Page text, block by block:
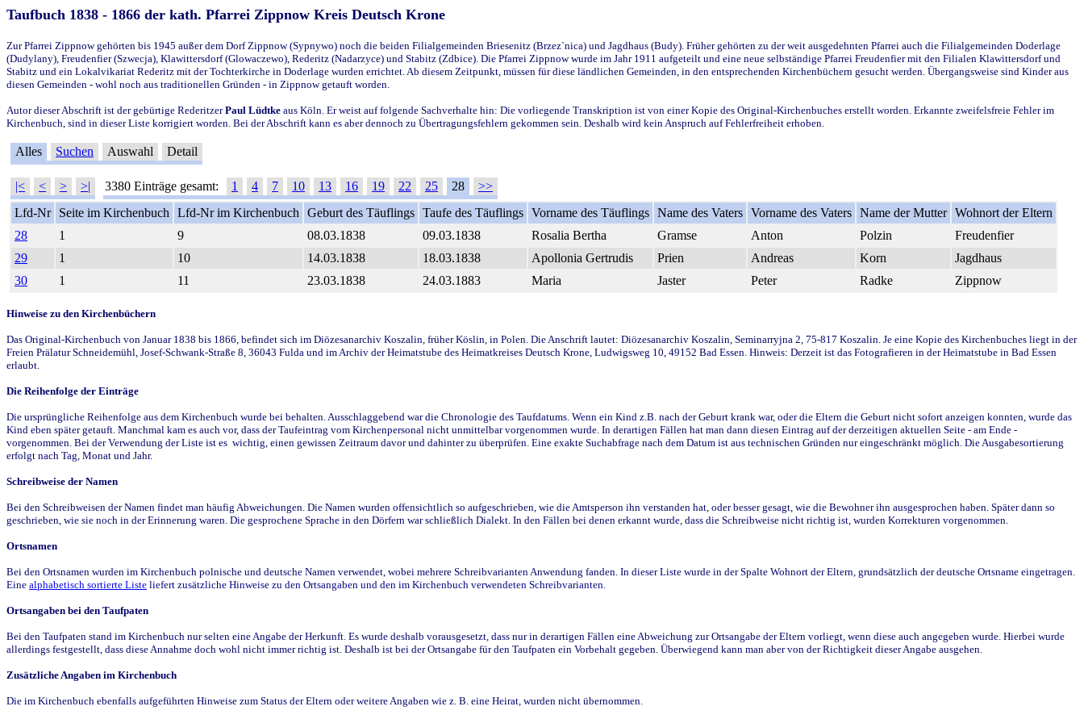
Taufbuch 1838 - 1866 der kath. Pfarrei Zippnow Kreis Deutsch Krone
Zur Pfarrei Zippnow gehörten bis 1945 außer dem Dorf Zippnow (Sypnywo) noch die beiden Filialgemeinden Briesenitz (Brzez`nica) und Jagdhaus (Budy). Früher gehörten zu der weit ausgedehnten Pfarrei auch die Filialgemeinden Doderlage
(Dudylany), Freudenfier (Szwecja), Klawittersdorf (Glowaczewo), Rederitz (Nadarzyce) und Stabitz (Zdbice). Die Pfarrei Zippnow wurde im Jahr 1911 aufgeteilt und eine neue selbständige Pfarrei Freudenfier mit den Filialen Klawittersdorf und
Stabitz und ein Lokalvikariat Rederitz mit der Tochterkirche in Doderlage wurden errichtet. Ab diesem Zeitpunkt, müssen für diese ländlichen Gemeinden, in den entsprechenden Kirchenbüchern gesucht werden. Übergangsweise sind Kinder aus
diesen Gemeinden - wohl noch aus traditionellen Gründen - in Zippnow getauft worden.
Autor dieser Abschrift ist der gebürtige RederitzerPaul Lüdtke aus Köln. Er weist auf folgende Sachverhalte hin: Die vorliegende Transkription ist von einer Kopie des Original-Kirchenbuches erstellt worden. Erkannte zweifelsfreie Fehler im
Kirchenbuch, sind in dieser Liste korrigiert worden. Bei der Abschrift kann es aber dennoch zu Übertragungsfehlern gekommen sein. Deshalb wird kein Anspruch auf Fehlerfreiheit erhoben.
Alles Suchen Auswahl Detail
|< < > >| 3380 Einträge gesamt: 1 4 7 10 13 16 19 22 25 28
>>
Lfd-Nr
Seite im Kirchenbuch Lfd-Nr im Kirchenbuch Geburt des Täuflings Taufe des Täuflings Vorname des Täuflings Name des Vaters Vorname des Vaters Name der Mutter Wohnort der Eltern
28
1 9 08.03.1838 09.03.1838 Rosalia Bertha Gramse Anton Polzin
Freudenfier
29
1 10 14.03.1838 18.03.1838 Apollonia Gertrudis Prien Andreas Korn
Jagdhaus
30
1 11 23.03.1838 24.03.1883 Maria Jaster Peter Radke Zippnow
Hinweise zu den Kirchenbüchern
Das Original-Kirchenbuch von Januar 1838 bis 1866, befindet sich im Diözesanarchiv Koszalin, früher Köslin, in Polen. Die Anschrift lautet: Diözesanarchiv Koszalin, Seminarryjna 2, 75-817 Koszalin. Je eine Kopie des Kirchenbuches liegt in der
Freien Prälatur Schneidemühl, Josef-Schwank-Straße 8, 36043 Fulda und im Archiv der Heimatstube des Heimatkreises Deutsch Krone, Ludwigsweg 10, 49152 Bad Essen. Hinweis: Derzeit ist das Fotografieren in der Heimatstube in Bad Essen
erlaubt.
Die Reihenfolge der Einträge
Die ursprüngliche Reihenfolge aus dem Kirchenbuch wurde bei behalten. Ausschlaggebend war die Chronologie des Taufdatums. Wenn ein Kind z.B. nach der Geburt krank war, oder die Eltern die Geburt nicht sofort anzeigen konnten, wurde das
Kind eben später getauft. Manchmal kam es auch vor, dass der Taufeintrag vom Kirchenpersonal nicht unmittelbar vorgenommen wurde. In derartigen Fällen hat man dann diesen Eintrag auf der derzeitigen aktuellen Seite - am Ende -
vorgenommen. Bei der Verwendung der Liste ist es wichtig, einen gewissen Zeitraum davor und dahinter zu überprüfen. Eine exakte Suchabfrage nach dem Datum ist aus technischen Gründen nur eingeschränkt möglich. Die Ausgabesortierung
erfolgt nach Tag, Monat und Jahr.
Schreibweise der Namen
Bei den Schreibweisen der Namen findet man häufig Abweichungen. Die Namen wurden offensichtlich so aufgeschrieben, wie die Amtsperson ihn verstanden hat, oder besser gesagt, wie die Bewohner ihn ausgesprochen haben. Später dann so
geschrieben, wie sie noch in der Erinnerung waren. Die gesprochene Sprache in den Dörfern war schließlich Dialekt. In den Fällen bei denen erkannt wurde, dass die Schreibweise nicht richtig ist, wurden Korrekturen vorgenommen.
Ortsnamen
Bei den Ortsnamen wurden im Kirchenbuch polnische und deutsche Namen verwendet, wobei mehrere Schreibvarianten Anwendung fanden. In dieser Liste wurde in der Spalte Wohnort der Eltern, grundsätzlich der deutsche Ortsname eingetragen.
Eine alphabetisch sortierte Liste liefert zusätzliche Hinweise zu den Ortsangaben und den im Kirchenbuch verwendeten Schreibvarianten.
Ortsangaben bei den Taufpaten
Bei den Taufpaten stand im Kirchenbuch nur selten eine Angabe der Herkunft. Es wurde deshalb vorausgesetzt, dass nur in derartigen Fällen eine Abweichung zur Ortsangabe der Eltern vorliegt, wenn diese auch angegeben wurde. Hierbei wurde
allerdings festgestellt, dass diese Annahme doch wohl nicht immer richtig ist. Deshalb ist bei der Ortsangabe für den Taufpaten ein Vorbehalt gegeben. Überwiegend kann man aber von der Richtigkeit dieser Angabe ausgehen.
Zusätzliche Angaben im Kirchenbuch
Die im Kirchenbuch ebenfalls aufgeführten Hinweise zum Status der Eltern oder weitere Angaben wie z. B. eine Heirat, wurden nicht übernommen.